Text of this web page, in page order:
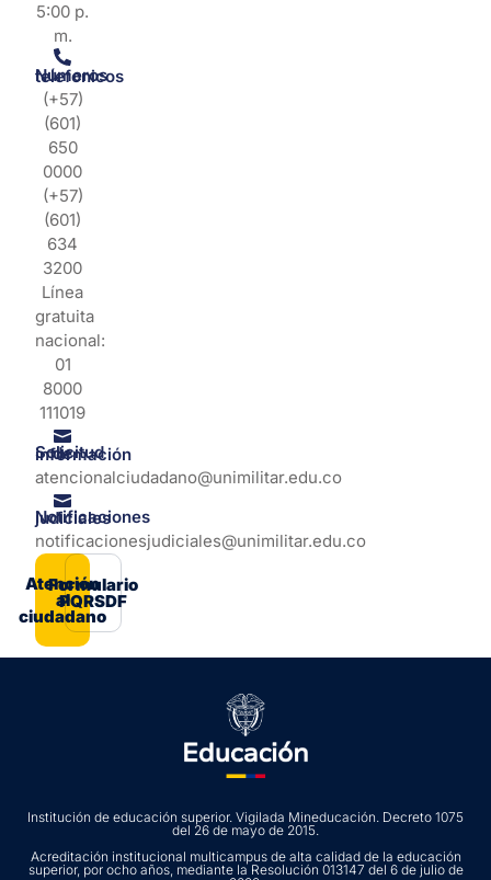
5:00 p.
m.
Números telefonicos
(+57)
(601)
650
0000
(+57)
(601)
634
3200
Línea
gratuita
nacional:
01
8000
111019
Solicitud de información
atencionalciudadano@unimilitar.edu.co
Notificaciones judiciales
notificacionesjudiciales@unimilitar.edu.co
Atención
al
ciudadano
Formulario
PQRSDF
Institución de educación superior. Vigilada Mineducación. Decreto 1075
del 26 de mayo de 2015.
Acreditación institucional multicampus de alta calidad de la educación
superior, por ocho años, mediante la Resolución 013147 del 6 de julio de